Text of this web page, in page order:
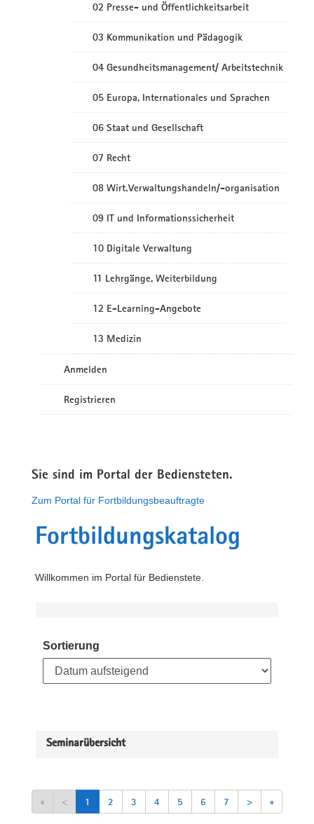
02 Presse- und Öffentlichkeitsarbeit
03 Kommunikation und Pädagogik
04 Gesundheitsmanagement/ Arbeitstechnik
05 Europa, Internationales und Sprachen
06 Staat und Gesellschaft
07 Recht
08 Wirt.Verwaltungshandeln/-organisation
09 IT und Informationssicherheit
10 Digitale Verwaltung
11 Lehrgänge, Weiterbildung
12 E-Learning-Angebote
13 Medizin
Anmelden
Registrieren
Sie sind im Portal der Bediensteten.
Zum Portal für Fortbildungsbeauftragte
Fortbildungskatalog
Willkommen im Portal für Bedienstete.
Sortierung
Seminarübersicht
« < 1 2 3 4 5 6 7 > »